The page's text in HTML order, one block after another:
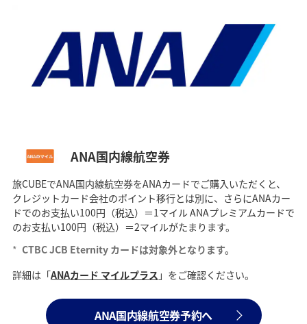
ANA国内線航空券
旅CUBEでANA国内線航空券をANAカードでご購入いただくと、
クレジットカード会社のポイント移行とは別に、さらにANAカー
ドでのお支払い100円（税込）＝1マイル ANAプレミアムカードで
のお支払い100円（税込）＝2マイルがたまります。
* CTBC JCB Eternity カードは対象外となります。
詳細は「ANAカード マイルプラス 」をご確認ください。
ANA国内線航空券予約へ